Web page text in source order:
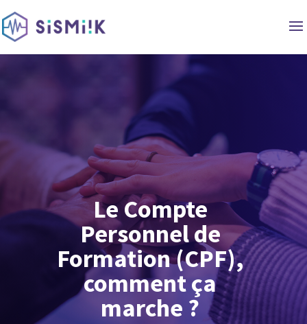
Le Compte
Personnel de
Formation (CPF),
comment ça
marche ?